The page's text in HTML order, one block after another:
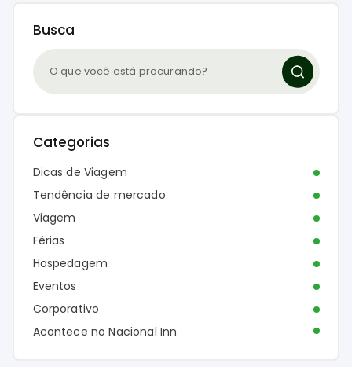
Busca
Categorias
Dicas de Viagem
Tendência de mercado
Viagem
Férias
Hospedagem
Eventos
Corporativo
Acontece no Nacional Inn